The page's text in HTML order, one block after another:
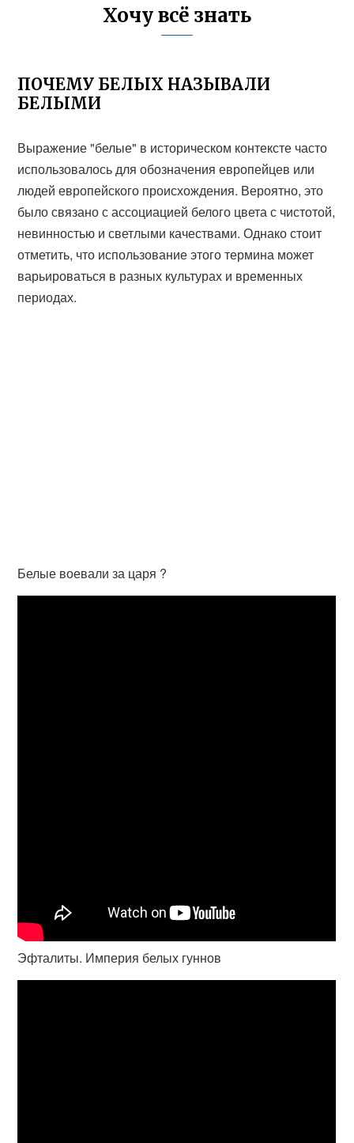
Хочу всё знать
ПОЧЕМУ БЕЛЫХ НАЗЫВАЛИ
БЕЛЫМИ
Выражение "белые" в историческом контексте часто
использовалось для обозначения европейцев или
людей европейского происхождения. Вероятно, это
было связано с ассоциацией белого цвета с чистотой,
невинностью и светлыми качествами. Однако стоит
отметить, что использование этого термина может
варьироваться в разных культурах и временных
периодах.
Белые воевали за царя ?
Эфталиты. Империя белых гуннов